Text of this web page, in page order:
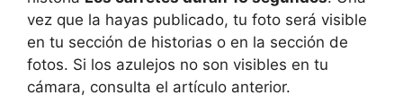
vez que la hayas publicado, tu foto será visible
en tu sección de historias o en la sección de
fotos. Si los azulejos no son visibles en tu
cámara, consulta el artículo anterior.